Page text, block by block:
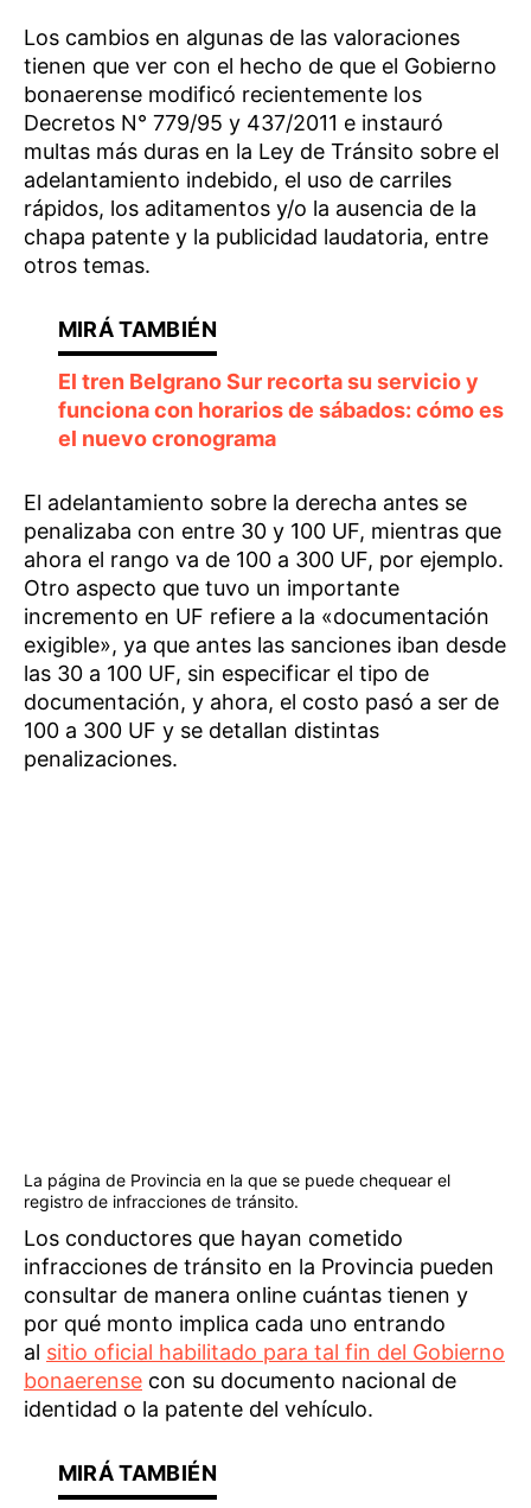
Los cambios en algunas de las valoraciones
tienen que ver con el hecho de que el Gobierno
bonaerense modificó recientemente los
Decretos N° 779/95 y 437/2011 e instauró
multas más duras en la Ley de Tránsito sobre el
adelantamiento indebido, el uso de carriles
rápidos, los aditamentos y/o la ausencia de la
chapa patente y la publicidad laudatoria, entre
otros temas.
El tren Belgrano Sur recorta su servicio y
funciona con horarios de sábados: cómo es
el nuevo cronograma
El adelantamiento sobre la derecha antes se
penalizaba con entre 30 y 100 UF, mientras que
ahora el rango va de 100 a 300 UF, por ejemplo.
Otro aspecto que tuvo un importante
incremento en UF refiere a la «documentación
exigible», ya que antes las sanciones iban desde
las 30 a 100 UF, sin especificar el tipo de
documentación, y ahora, el costo pasó a ser de
100 a 300 UF y se detallan distintas
penalizaciones.
La página de Provincia en la que se puede chequear el
registro de infracciones de tránsito.
Los conductores que hayan cometido
infracciones de tránsito en la Provincia pueden
consultar de manera online cuántas tienen y
por qué monto implica cada uno entrando
al sitio oficial habilitado para tal fin del Gobierno
bonaerense con su documento nacional de
identidad o la patente del vehículo.